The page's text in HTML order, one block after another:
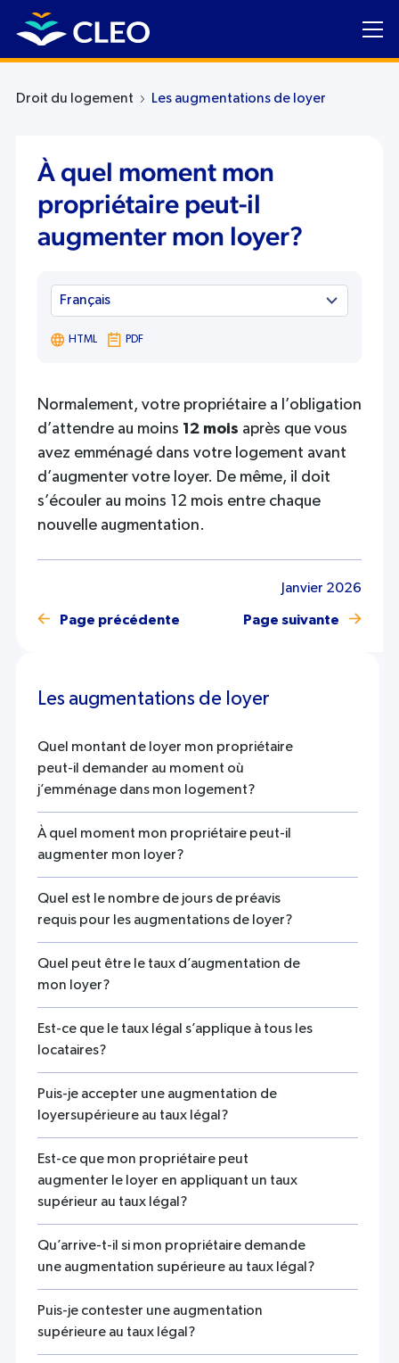
Droit du logement Les augmentations de loyer
À quel moment mon
propriétaire peut-il
augmenter mon loyer?
HTML PDF
Normalement, votre propriétaire a l’obligation
d’attendre au moins 12 mois après que vous
avez emménagé dans votre logement avant
d’augmenter votre loyer. De même, il doit
s’écouler au moins 12 mois entre chaque
nouvelle augmentation.
Janvier 2026
Page précédente Page suivante
Les augmentations de loyer
Quel montant de loyer mon propriétaire
peut-il demander au moment où
j’emménage dans mon logement?
À quel moment mon propriétaire peut-il
augmenter mon loyer?
Quel est le nombre de jours de préavis
requis pour les augmentations de loyer?
Quel peut être le taux d’augmentation de
mon loyer?
Est-ce que le taux légal s’applique à tous les
locataires?
Puis-je accepter une augmentation de
loyersupérieure au taux légal?
Est-ce que mon propriétaire peut
augmenter le loyer en appliquant un taux
supérieur au taux légal?
Qu’arrive-t-il si mon propriétaire demande
une augmentation supérieure au taux légal?
Puis-je contester une augmentation
supérieure au taux légal?